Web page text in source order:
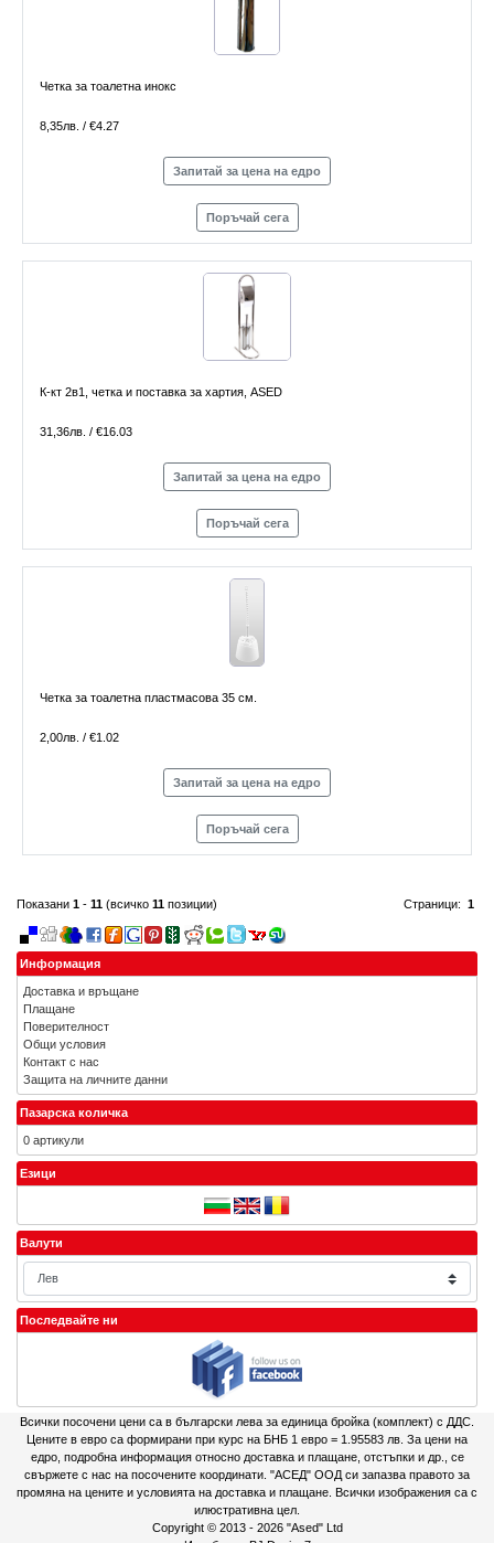
Четка за тоалетна инокс
8,35лв. / €4.27
Запитай за цена на едро
Поръчай сега
К-кт 2в1, четка и поставка за хартия, ASED
31,36лв. / €16.03
Запитай за цена на едро
Поръчай сега
Четка за тоалетна пластмасова 35 см.
2,00лв. / €1.02
Запитай за цена на едро
Поръчай сега
Страници: 1
Показани 1 - 11 (всичко 11 позиции)
Информация
Доставка и връщане
Плащане
Поверителност
Общи условия
Контакт с нас
Защита на личните данни
Пазарска количка
0 артикули
Езици
Валути
Последвайте ни
Всички посочени цени са в български лева за единица бройка (комплект) с ДДС.
Цените в евро са формирани при курс на БНБ 1 евро = 1.95583 лв. За цени на
едро, подробна информация относно доставка и плащане, отстъпки и др., се
свържете с нас на посочените координати. "АСЕД" ООД си запазва правото за
промяна на цените и условията на доставка и плащане. Всички изображения са с
илюстративна цел.
Copyright © 2013 - 2026 "Ased" Ltd